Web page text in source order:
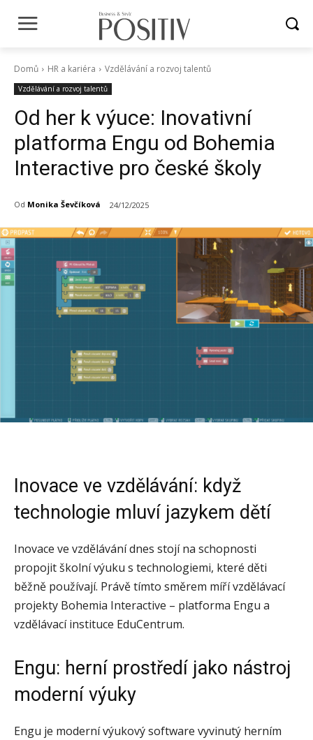
Domů HR a kariéra Vzdělávání a rozvoj talentů
Vzdělávání a rozvoj talentů
Od her k výuce: Inovativní
platforma Engu od Bohemia
Interactive pro české školy
Od Monika Ševčíková 24/12/2025
Inovace ve vzdělávání: když
technologie mluví jazykem dětí
Inovace ve vzdělávání dnes stojí na schopnosti
propojit školní výuku s technologiemi, které děti
běžně používají. Právě tímto směrem míří vzdělávací
projekty Bohemia Interactive – platforma Engu a
vzdělávací instituce EduCentrum.
Engu: herní prostředí jako nástroj
moderní výuky
Engu je moderní výukový software vyvinutý herním